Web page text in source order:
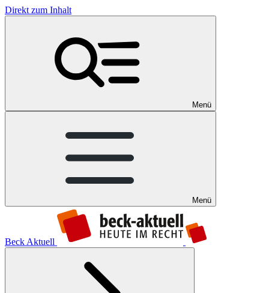
Direkt zum Inhalt
Menü
Menü
Beck Aktuell